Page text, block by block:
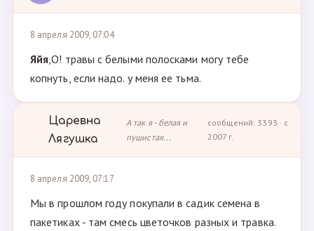
8 апреля 2009, 07:04
Яйя,О! травы с белыми полосками могу тебе
копнуть, если надо. у меня ее тьма.
Царевна
Лягушка
А так я - белая и
пушистая...
сообщений: 3393 · с
2007 г.
8 апреля 2009, 07:17
Мы в прошлом году покупали в садик семена в
пакетиках - там смесь цветочков разных и травка.